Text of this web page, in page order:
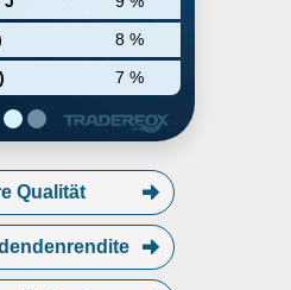
8 %
7 %
including digital
processing,
processing, and
operations and
The company was
in 1966 and is
in Plano, TX.
Qualität